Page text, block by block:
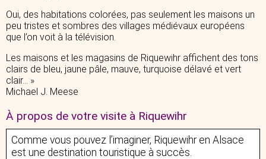
Oui, des habitations colorées, pas seulement les maisons un
peu tristes et sombres des villages médiévaux européens
que l’on voit à la télévision.
Les maisons et les magasins de Riquewihr affichent des tons
clairs de bleu, jaune pâle, mauve, turquoise délavé et vert
clair… »
Michael J. Meese
À propos de votre visite à Riquewihr
Comme vous pouvez l’imaginer, Riquewihr en Alsace
est une destination touristique à succès.